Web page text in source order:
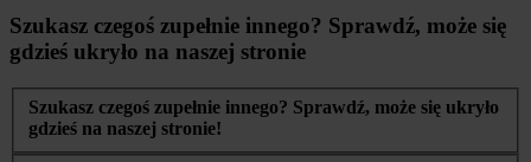
Szukasz czegoś zupełnie innego? Sprawdź, może się
gdzieś ukryło na naszej stronie
Szukasz czegoś zupełnie innego? Sprawdź, może się ukryło
gdzieś na naszej stronie!